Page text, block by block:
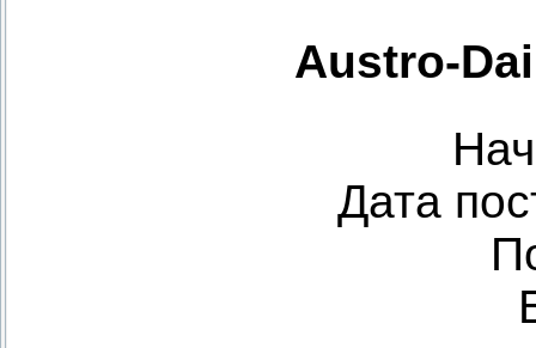
Austro-
Дата